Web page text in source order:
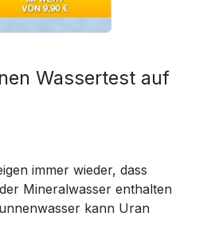
Wassertest auf
immer wieder, dass
Mineralwasser enthalten
kann Uran